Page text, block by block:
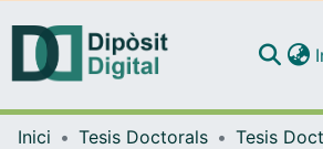
Navega
Inici Tesis Doctorals